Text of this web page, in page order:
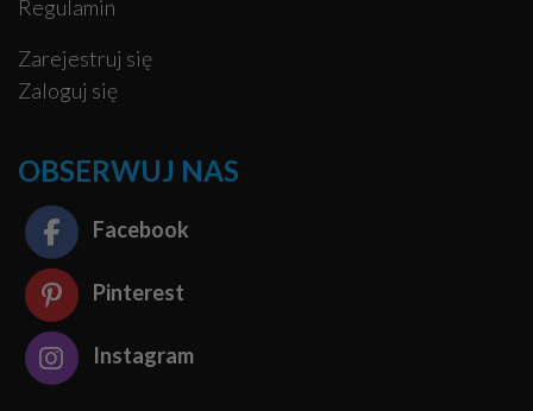
Regulamin
Zarejestruj się
Zaloguj się
OBSERWUJ NAS
Facebook
Pinterest
Instagram